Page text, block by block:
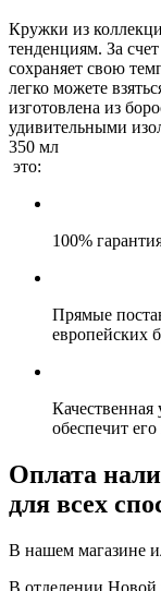
Кружки из
тенденциям. За
сохраняет свою
легко можете
изготовлена из
удивительными
350 мл
это:
100%
Прямые
европейских
Качественная
обеспечит
Оплата
для всех
В нашем магазине
В отделении Новой